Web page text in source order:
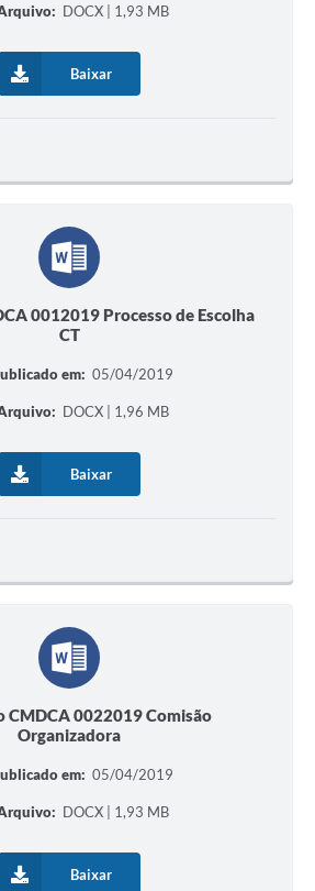
DOCX | 1,93 MB
Baixar
0012019 Processo de Escolha
CT
em: 05/04/2019
DOCX | 1,96 MB
Baixar
CMDCA 0022019 Comisão
Organizadora
em: 05/04/2019
DOCX | 1,93 MB
Baixar